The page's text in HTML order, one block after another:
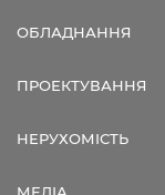
ОБЛАДНАННЯ
ПРОЕКТУВАННЯ
НЕРУХОМІСТЬ
МЕДІА